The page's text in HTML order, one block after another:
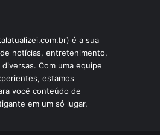
é a sua
notícias, entretenimento,
Com uma equipe
estamos
você conteúdo de
em um só lugar.